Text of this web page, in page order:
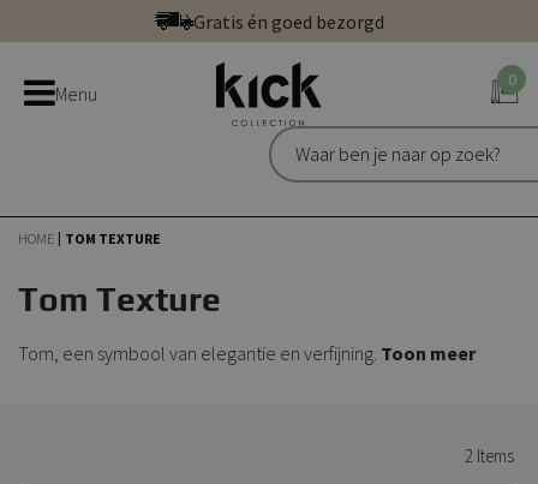
direct
naar
Gratis én goed bezorgd
Bestel bij de officiële Kick webshop
Uitstekend | 300+ reviews
Gratis én goed bezorgd
Menu
0
HOME TOM TEXTURE
Tom Texture
Tom, een symbool van elegantie en verfijning. Toon meer
2 Items